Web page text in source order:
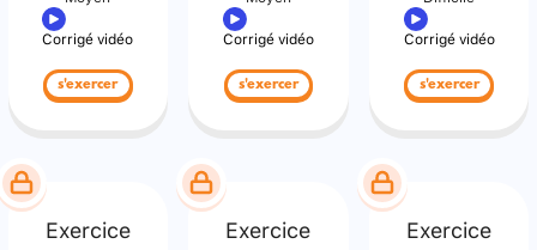
Corrigé vidéo
s'exercer
Corrigé vidéo
s'exercer
Corrigé vidéo
s'exercer
Exercice Exercice Exercice